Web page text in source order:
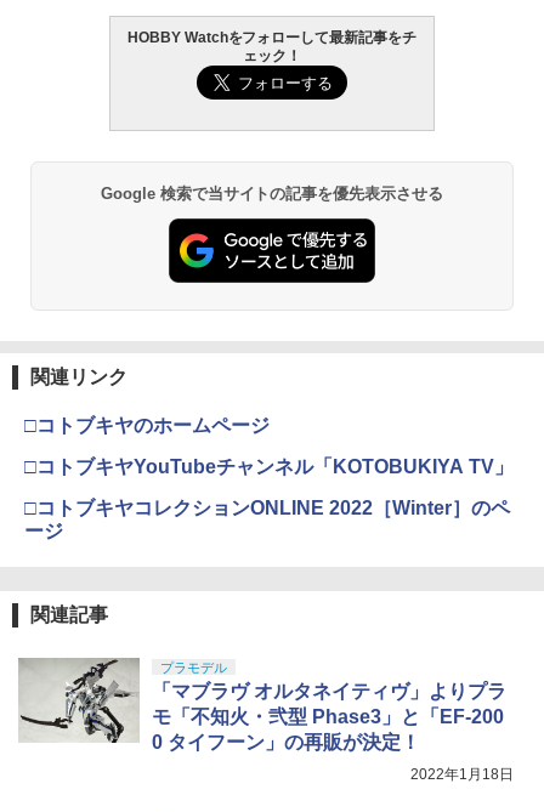
TAMASHII NATIONS S.H.フィギュアー
ツ 呪術廻戦 伏黒甚爾 約155mm PVC&A
TAMASHII NATIONS S.H.フィギュアー
ツ TV アニメ「呪術廻戦」 脹相 約150m
m PVC&ABS製 塗装済み可動フィギュア
ツ ONE PIECE シャンクス -マリンフォ
ード頂上決戦- 約165mm PVC&ABS&布
製 塗装済み可動フィギュア
￥9,900
5
装済み可動フィギュア
￥9,544
BANDAI SPIRITS(バンダイ スピリッツ)
30MM xEXM-000 ゼノヴァルト 1/144ス
BANDAI SPIRITS(バンダイ スピリッツ)
RG 機動戦士ガンダム 逆襲のシャア νガ
ンダム 1/144スケール 色分け済みプラモ
4
Sachiプラモ VERTヤスリ Type-S 【プ
ロモデラー共同開発】 超極細 ガラスヤ
スリ ５点セット ガンプラ プラモデル ゲ
登録済］ verty-s
HGUC 200 機動戦士Zガンダム 百式 1/14
4スケール 色分け済みプラモデル
￥1,674
東京マルイ(TOKYO MARUI) No.21 H&K
USP HG 18歳以上エアーHOPハンドガン
東京マルイ (TOKYO MARUI) ガスブロー
バックマシンガン No.14 20式 5.56mm
小銃 18歳以上 ガスブローバック
￥190,000
4
￥3,815
5
東京マルイ No.22 M92Fミリタリーモデ
タミヤ クラフトツールシリーズ No.123
先細薄刃ニッパー (ゲートカット用) プラ
モデル用工具 74123
￥2,691
GSIクレオス Mr.トップコート 水性プレ
ミアムトップコートスプレー 光沢 88ml
ホビー用仕上材 B601
型用接着剤 87003
￥184
HOBBY Watchをフォローして最新記事をチ
ェック！
Google 検索で当サイトの記事を優先表示させる
関連リンク
□コトブキヤのホームページ
□コトブキヤYouTubeチャンネル「KOTOBUKIYA TV」
□コトブキヤコレクションONLINE 2022［Winter］のペ
ージ
関連記事
プラモデル
「マブラヴ オルタネイティヴ」よりプラ
モ「不知火・弐型 Phase3」と「EF-200
0 タイフーン」の再販が決定！
2022年1月18日